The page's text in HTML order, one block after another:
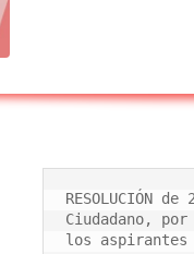
Ciudadano,
los aspirantes